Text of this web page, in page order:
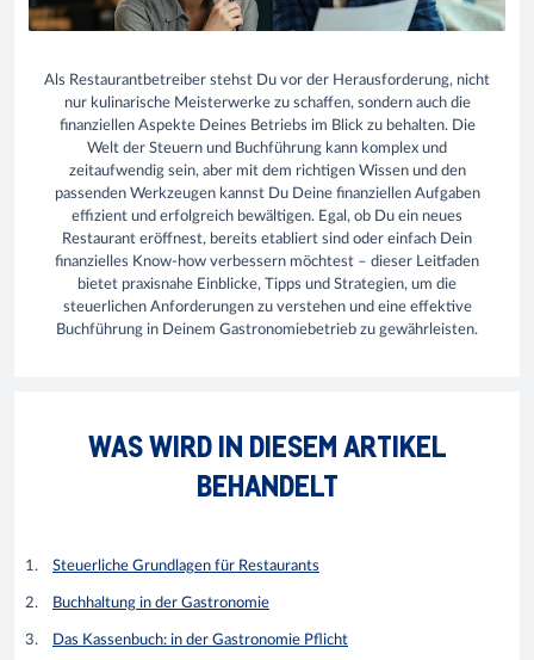
Als Restaurantbetreiber stehst Du vor der Herausforderung, nicht
nur kulinarische Meisterwerke zu schaffen, sondern auch die
finanziellen Aspekte Deines Betriebs im Blick zu behalten. Die
Welt der Steuern und Buchführung kann komplex und
zeitaufwendig sein, aber mit dem richtigen Wissen und den
passenden Werkzeugen kannst Du Deine finanziellen Aufgaben
effizient und erfolgreich bewältigen. Egal, ob Du ein neues
Restaurant eröffnest, bereits etabliert sind oder einfach Dein
finanzielles Know-how verbessern möchtest – dieser Leitfaden
bietet praxisnahe Einblicke, Tipps und Strategien, um die
steuerlichen Anforderungen zu verstehen und eine effektive
Buchführung in Deinem Gastronomiebetrieb zu gewährleisten.
WAS WIRD IN DIESEM ARTIKEL
BEHANDELT
Steuerliche Grundlagen für Restaurants
Buchhaltung in der Gastronomie
Das Kassenbuch: in der Gastronomie Pflicht